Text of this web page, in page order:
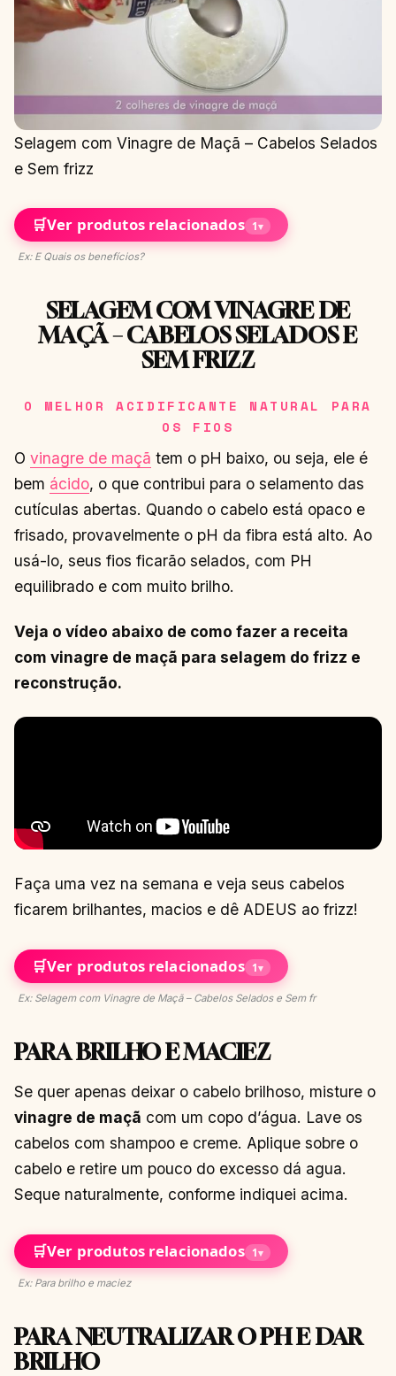
Selagem com Vinagre de Maçã – Cabelos Selados
e Sem frizz
🛒Ver produtos relacionados 1▾
Ex: E Quais os benefícios?
SELAGEM COM VINAGRE DE
MAÇÃ – CABELOS SELADOS E
SEM FRIZZ
O MELHOR ACIDIFICANTE NATURAL PARA
OS FIOS
O vinagre de maçã tem o pH baixo, ou seja, ele é
bem ácido, o que contribui para o selamento das
cutículas abertas. Quando o cabelo está opaco e
frisado, provavelmente o pH da fibra está alto. Ao
usá-lo, seus fios ficarão selados, com PH
equilibrado e com muito brilho.
Veja o vídeo abaixo de como fazer a receita
com vinagre de maçã para selagem do frizz e
reconstrução.
Faça uma vez na semana e veja seus cabelos
ficarem brilhantes, macios e dê ADEUS ao frizz!
🛒Ver produtos relacionados 1▾
Ex: Selagem com Vinagre de Maçã – Cabelos Selados e Sem fr
PARA BRILHO E MACIEZ
Se quer apenas deixar o cabelo brilhoso, misture o
vinagre de maçã com um copo d’água. Lave os
cabelos com shampoo e creme. Aplique sobre o
cabelo e retire um pouco do excesso dá agua.
Seque naturalmente, conforme indiquei acima.
🛒Ver produtos relacionados 1▾
Ex: Para brilho e maciez
PARA NEUTRALIZAR O PH E DAR
BRILHO